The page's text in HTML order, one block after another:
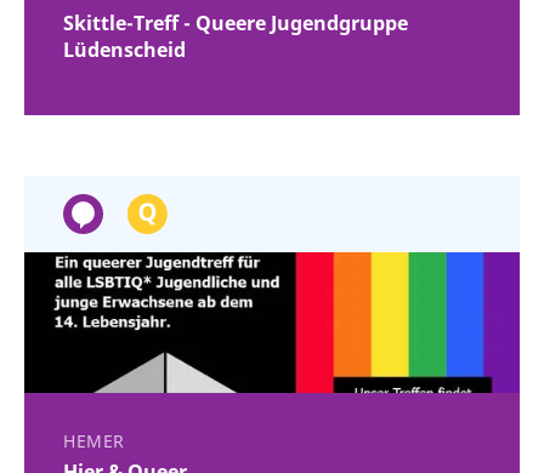
Skittle-Treff - Queere Jugendgruppe
Lüdenscheid
HEMER